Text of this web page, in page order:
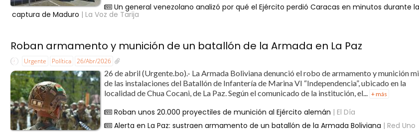
Un general venezolano analizó por qué el Ejército perdió Caracas en minutos durante la
captura de Maduro | La Voz de Tarija
Roban armamento y munición de un batallón de la Armada en La Paz
Urgente Política 26/Abr/2026
26 de abril (Urgente.bo).- La Armada Boliviana denunció el robo de armamento y munición
de las instalaciones del Batallón de Infantería de Marina VI “Independencia”, ubicado en la
localidad de Chua Cocani, de La Paz. Según el comunicado de la institución, el... + más
Roban unos 20.000 proyectiles de munición al Ejército alemán | El Día
Alerta en La Paz: sustraen armamento de un batallón de la Armada Boliviana | Red Uno